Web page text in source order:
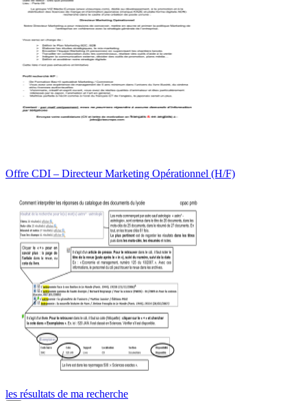
Offre CDI – Directeur Marketing Opérationnel (H/F)
les résultats de ma recherche